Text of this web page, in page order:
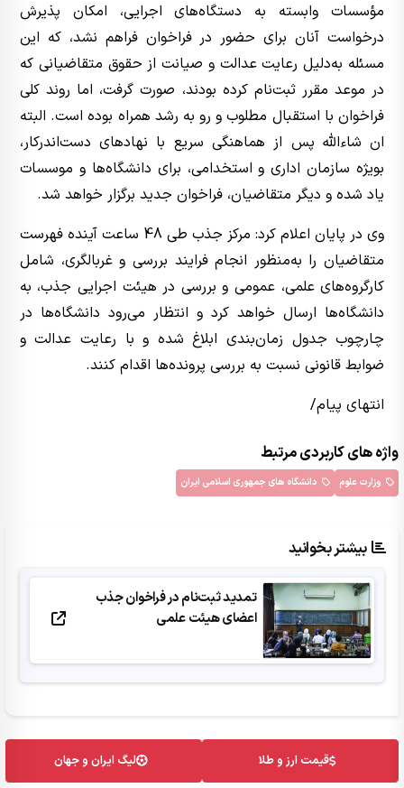
مؤسسات وابسته به دستگاه‌های اجرایی، امکان پذیرش
درخواست آنان برای حضور در فراخوان فراهم نشد، که این
مسئله به‌دلیل رعایت عدالت و صیانت از حقوق متقاضیانی که
در موعد مقرر ثبت‌نام کرده بودند، صورت گرفت، اما روند کلی
فراخوان با استقبال مطلوب و رو به رشد همراه بوده است. البته
ان شاءالله پس از هماهنگی سریع با نهادهای دست‌اندرکار،
بویژه سازمان اداری و استخدامی، برای دانشگاه‌ها و موسسات
یاد شده و دیگر متقاضیان، فراخوان جدید برگزار خواهد شد.
وی در پایان اعلام کرد: مرکز جذب طی 48 ساعت آینده فهرست
متقاضیان را به‌منظور انجام فرایند بررسی و غربالگری، شامل
کارگروه‌های علمی، عمومی و بررسی در هیئت اجرایی جذب، به
دانشگاه‌ها ارسال خواهد کرد و انتظار می‌رود دانشگاه‌ها در
چارچوب جدول زمان‌بندی ابلاغ ‌شده و با رعایت عدالت و
ضوابط قانونی نسبت به بررسی پرونده‌ها اقدام کنند.
انتهای پیام/
واژه های کاربردی مرتبط
وزارت علوم دانشگاه های جمهوری اسلامی ایران
بیشتر بخوانید
تمدید ثبت‌نام در فراخوان جذب
اعضای هیئت علمی
قیمت ارز و طلا لیگ ایران و جهان